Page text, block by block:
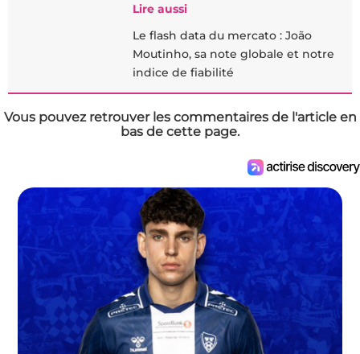
Lire aussi
Le flash data du mercato : João
Moutinho, sa note globale et notre
indice de fiabilité
Vous pouvez retrouver les commentaires de l'article en
bas de cette page.